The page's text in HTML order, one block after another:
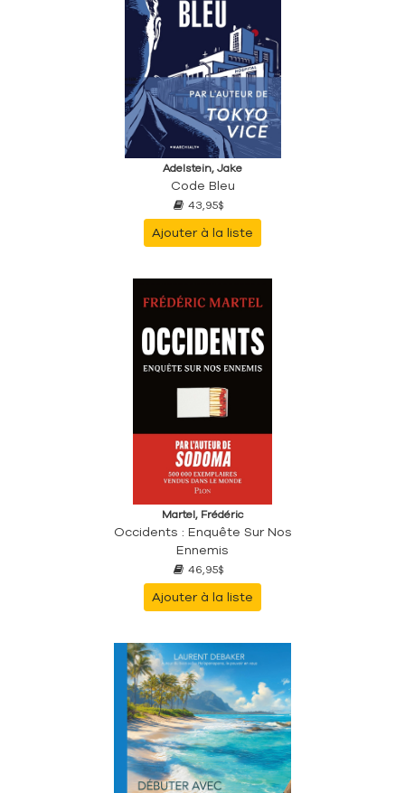
Adelstein, Jake
Code Bleu
43,95$
Ajouter à la liste
Martel, Frédéric
Occidents : Enquête Sur Nos
Ennemis
46,95$
Ajouter à la liste